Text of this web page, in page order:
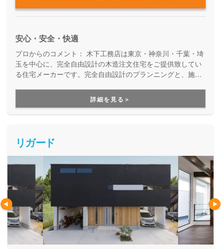
安心・安全・快適
プロからのコメント： 木下工務店は東京・神奈川・千葉・埼
玉を中心に、完全自由設計の木造注文住宅をご提供致してい
る住宅メーカーです。完全自由設計のプランニングと、施工
かだからこそ叶えらえる「完全自由設計」の注文住宅を実現
できます。性能や保証も万全なので安心です。
詳細を見る＞
リガード